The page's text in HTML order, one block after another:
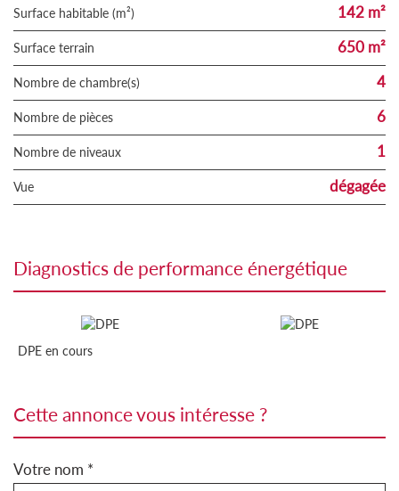
Surface habitable (m²) 142 m²
surface terrain 650 m²
Nombre de chambre(s) 4
Nombre de pièces 6
Nombre de niveaux 1
Vue dégagée
diagnostics de performance énergétique
DPE en cours
cette annonce vous intéresse ?
Votre nom *